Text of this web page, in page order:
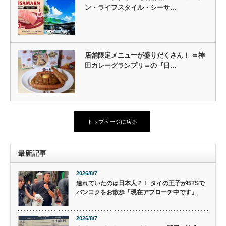
ン・ライフスタイル・シーサ…
店舗限定メニューが盛りだくさん！ ＝神
田カレーグランプリ＝の『日…
トップページに戻る
最新記事
2026/8/7
連れていたのは日本人？！ タイの王子がBTSで
バンコクをお散歩「現在アプローチ中です」
2026/8/7